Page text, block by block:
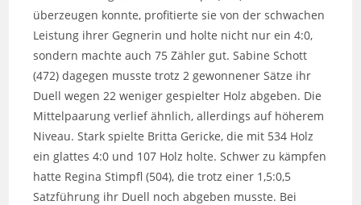
überzeugen konnte, profitierte sie von der schwachen
Leistung ihrer Gegnerin und holte nicht nur ein 4:0,
sondern machte auch 75 Zähler gut. Sabine Schott
(472) dagegen musste trotz 2 gewonnener Sätze ihr
Duell wegen 22 weniger gespielter Holz abgeben. Die
Mittelpaarung verlief ähnlich, allerdings auf höherem
Niveau. Stark spielte Britta Gericke, die mit 534 Holz
ein glattes 4:0 und 107 Holz holte. Schwer zu kämpfen
hatte Regina Stimpfl (504), die trotz einer 1,5:0,5
Satzführung ihr Duell noch abgeben musste. Bei